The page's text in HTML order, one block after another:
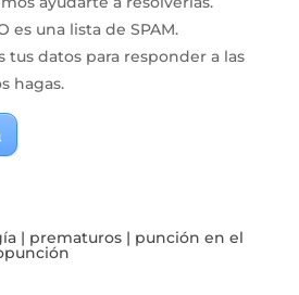
es una lista de SPAM.
tus datos para responder a las
hagas.
| prematuros| punción en el